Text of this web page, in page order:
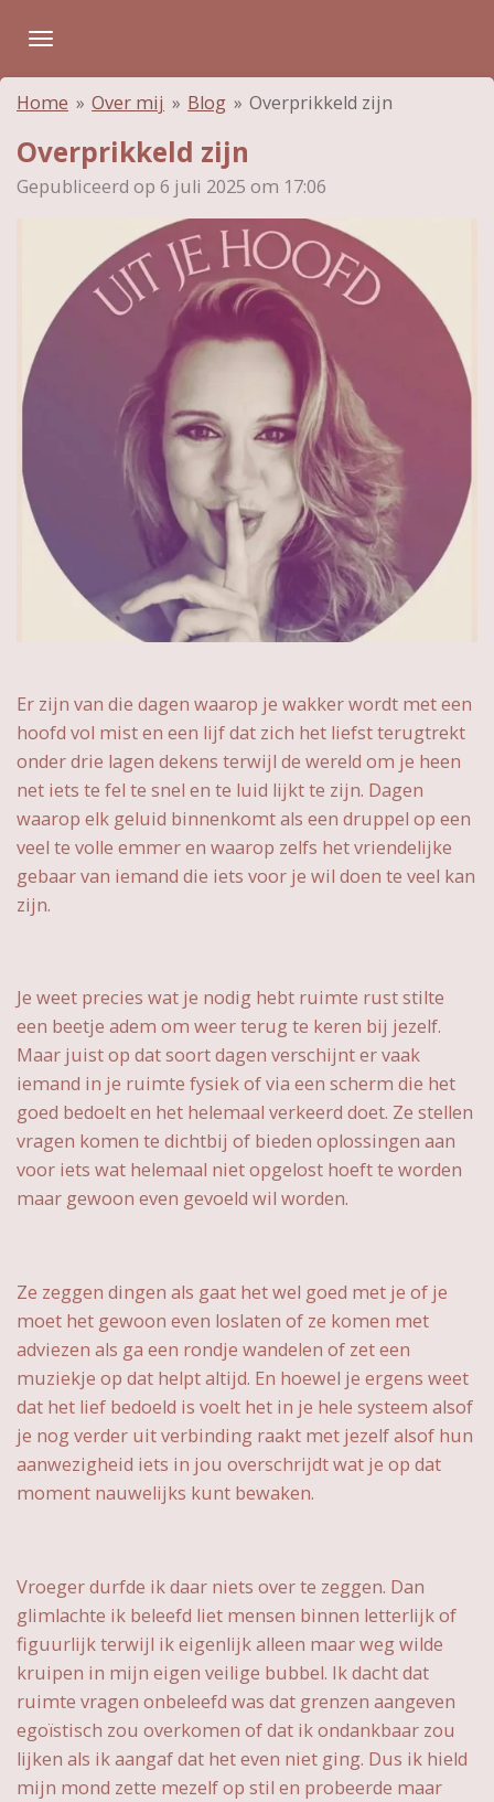
direct
naar
de
hoofdinhoud
Home » Over mij » Blog » Overprikkeld zijn
Overprikkeld zijn
Gepubliceerd op 6 juli 2025 om 17:06
Er zijn van die dagen waarop je wakker wordt met een
hoofd vol mist en een lijf dat zich het liefst terugtrekt
onder drie lagen dekens terwijl de wereld om je heen
net iets te fel te snel en te luid lijkt te zijn. Dagen
waarop elk geluid binnenkomt als een druppel op een
veel te volle emmer en waarop zelfs het vriendelijke
gebaar van iemand die iets voor je wil doen te veel kan
zijn.
Je weet precies wat je nodig hebt ruimte rust stilte
een beetje adem om weer terug te keren bij jezelf.
Maar juist op dat soort dagen verschijnt er vaak
iemand in je ruimte fysiek of via een scherm die het
goed bedoelt en het helemaal verkeerd doet. Ze stellen
vragen komen te dichtbij of bieden oplossingen aan
voor iets wat helemaal niet opgelost hoeft te worden
maar gewoon even gevoeld wil worden.
Ze zeggen dingen als gaat het wel goed met je of je
moet het gewoon even loslaten of ze komen met
adviezen als ga een rondje wandelen of zet een
muziekje op dat helpt altijd. En hoewel je ergens weet
dat het lief bedoeld is voelt het in je hele systeem alsof
je nog verder uit verbinding raakt met jezelf alsof hun
aanwezigheid iets in jou overschrijdt wat je op dat
moment nauwelijks kunt bewaken.
Vroeger durfde ik daar niets over te zeggen. Dan
glimlachte ik beleefd liet mensen binnen letterlijk of
figuurlijk terwijl ik eigenlijk alleen maar weg wilde
kruipen in mijn eigen veilige bubbel. Ik dacht dat
ruimte vragen onbeleefd was dat grenzen aangeven
egoïstisch zou overkomen of dat ik ondankbaar zou
lijken als ik aangaf dat het even niet ging. Dus ik hield
mijn mond zette mezelf op stil en probeerde maar